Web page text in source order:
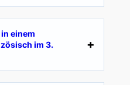
einem
im 3.